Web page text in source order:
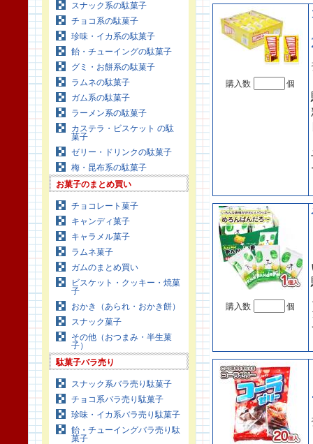
スナック系の駄菓子
チョコ系の駄菓子
珍味・イカ系の駄菓子
飴・チューイングの駄菓子
グミ・お餅系の駄菓子
ラムネの駄菓子
ガム系の駄菓子
ラーメン系の駄菓子
カステラ・ビスケット の駄
菓子
ゼリー・ドリンクの駄菓子
梅・昆布系の駄菓子
お菓子のまとめ買い
チョコレート菓子
キャンディ菓子
キャラメル菓子
ラムネ菓子
ガムのまとめ買い
ビスケット・クッキー・焼菓
子
おかき（あられ・おかき餅）
スナック菓子
その他（おつまみ・半生菓
子）
駄菓子バラ売り
スナック系バラ売り駄菓子
チョコ系バラ売り駄菓子
珍味・イカ系バラ売り駄菓子
飴・チューイングバラ売り駄
菓子
購入数 個
購入数 個